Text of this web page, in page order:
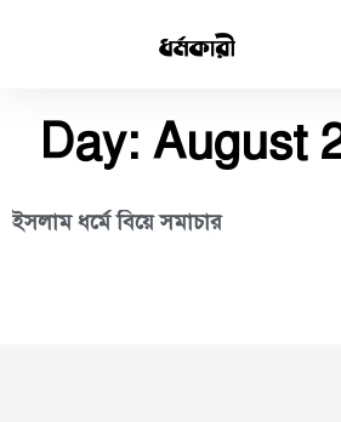
Day: August
ইসলাম ধর্মে বিয়ে সমাচার